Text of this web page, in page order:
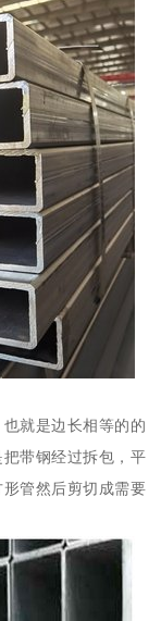
就是边长相等的的
带钢经过拆包，平
管然后剪切成需要